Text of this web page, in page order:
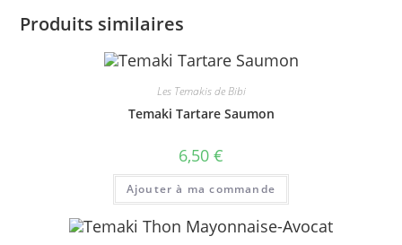
Produits similaires
Les Temakis de Bibi
Temaki Tartare Saumon
6,50 €
Ajouter à ma commande